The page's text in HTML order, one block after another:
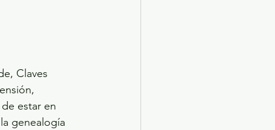
Claves
estar en
genealogía